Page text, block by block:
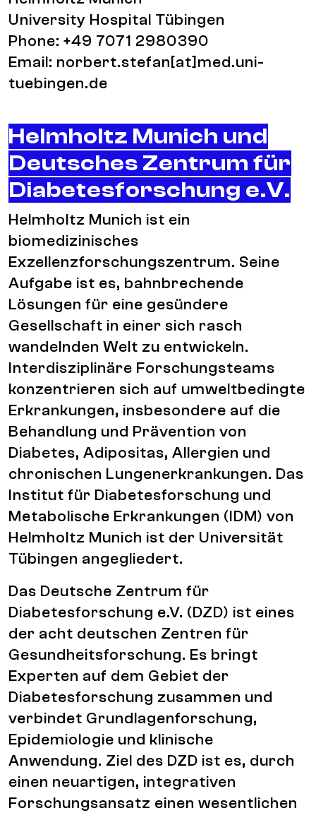
University Hospital Tübingen
Phone: +49 7071 2980390
Email: norbert.stefan[at]med.uni-
tuebingen.de
Helmholtz Munich und
Deutsches Zentrum für
Diabetesforschung e.V.
Helmholtz Munich ist ein
biomedizinisches
Exzellenzforschungszentrum. Seine
Aufgabe ist es, bahnbrechende
Lösungen für eine gesündere
Gesellschaft in einer sich rasch
wandelnden Welt zu entwickeln.
Interdisziplinäre Forschungsteams
konzentrieren sich auf umweltbedingte
Erkrankungen, insbesondere auf die
Behandlung und Prävention von
Diabetes, Adipositas, Allergien und
chronischen Lungenerkrankungen. Das
Institut für Diabetesforschung und
Metabolische Erkrankungen (IDM) von
Helmholtz Munich ist der Universität
Tübingen angegliedert.
Das Deutsche Zentrum für
Diabetesforschung e.V. (DZD) ist eines
der acht deutschen Zentren für
Gesundheitsforschung. Es bringt
Experten auf dem Gebiet der
Diabetesforschung zusammen und
verbindet Grundlagenforschung,
Epidemiologie und klinische
Anwendung. Ziel des DZD ist es, durch
einen neuartigen, integrativen
Forschungsansatz einen wesentlichen